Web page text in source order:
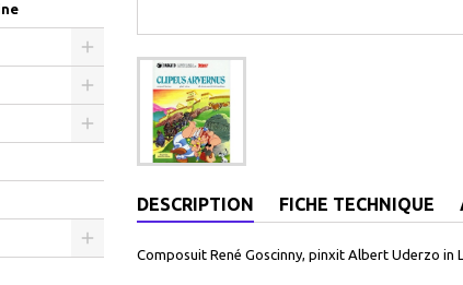
DESCRIPTION FICHE TECHNIQUE
Composuit René Goscinny, pinxit Albert Uderzo